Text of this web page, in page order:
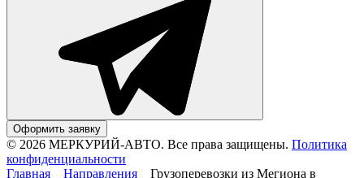
Оформить заявку
© 2026 МЕРКУРИЙ-АВТО. Все права защищены. Политика
конфиденциальности
Главная
Направления
Грузоперевозки из Мегиона в